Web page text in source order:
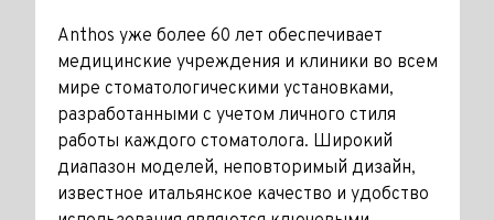
Anthos уже более 60 лет обеспечивает
медицинские учреждения и клиники во всем
мире стоматологическими установками,
разработанными с учетом личного стиля
работы каждого стоматолога. Широкий
диапазон моделей, неповторимый дизайн,
известное итальянское качество и удобство